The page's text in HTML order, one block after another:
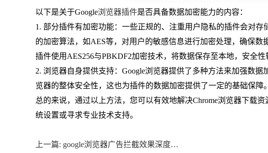
以下是关于Google浏览器插件是否具备数据加密能力的内容：
1. 部分插件有加密功能：一些正规的、注重用户隐私的插件会对
的加密算法，如AES等，对用户的敏感信息进行加密处理，确保数
插件使用AES256与PBKDF2加密技术，将数据保存至本地，安全性
2. 浏览器自身提供支持：Google浏览器提供了多种方法来加强数
览器的整体安全性，这也为插件的数据加密提供了一定的基础保障。
总的来说，通过以上方法，您可以有效地解决Chrome浏览器下载
统设置或寻求专业技术支持。
上一篇: google浏览器广告拦截效果深度评测